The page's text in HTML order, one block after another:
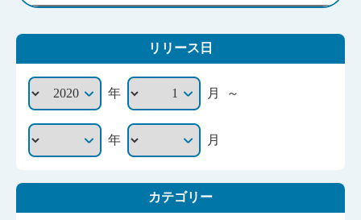
リリース日
年 月 ～
年 月
カテゴリー